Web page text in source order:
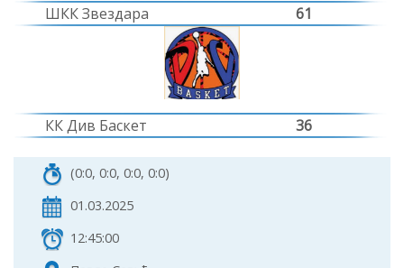
ШКК Звездара 61
КК Див Баскет 36
(0:0, 0:0, 0:0, 0:0)
01.03.2025
12:45:00